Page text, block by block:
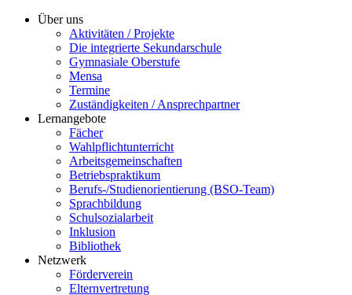
Über uns
Aktivitäten / Projekte
Die integrierte Sekundarschule
Gymnasiale Oberstufe
Mensa
Termine
Zuständigkeiten / Ansprechpartner
Lernangebote
Fächer
Wahlpflichtunterricht
Arbeitsgemeinschaften
Betriebspraktikum
Berufs-/Studienorientierung (BSO-Team)
Sprachbildung
Schulsozialarbeit
Inklusion
Bibliothek
Netzwerk
Förderverein
Elternvertretung